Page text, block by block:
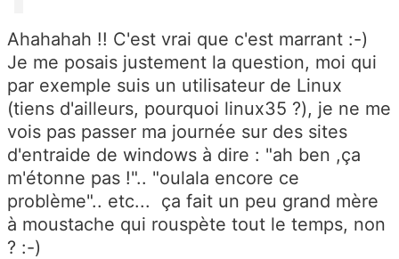
Ahahahah !! C'est vrai que c'est marrant :-)
Je me posais justement la question, moi qui
par exemple suis un utilisateur de Linux
(tiens d'ailleurs, pourquoi linux35 ?), je ne me
vois pas passer ma journée sur des sites
d'entraide de windows à dire : "ah ben ,ça
m'étonne pas !".. "oulala encore ce
problème".. etc... ça fait un peu grand mère
à moustache qui rouspète tout le temps, non
? :-)